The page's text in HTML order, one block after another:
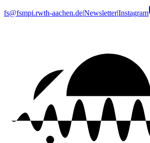
fs@fsmpi.rwth-aachen.de|Newsletter|Instagram